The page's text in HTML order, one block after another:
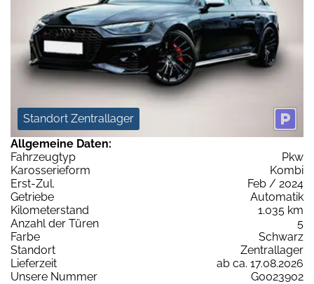
Standort Zentrallager
Allgemeine Daten:
Fahrzeugtyp
Pkw
Karosserieform
Kombi
Erst-Zul.
Feb / 2024
Getriebe
Automatik
Kilometerstand
1.035 km
Anzahl der Türen
5
Farbe
Schwarz
Standort
Zentrallager
Lieferzeit
ab ca. 17.08.2026
Unsere Nummer
G0023902